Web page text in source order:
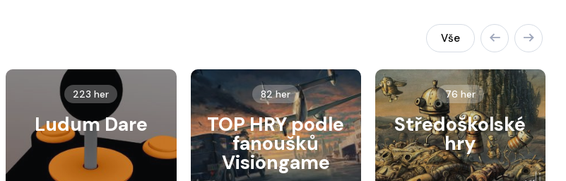
Vše
223 her
Ludum Dare
82 her
TOP HRY podle
fanoušků
Visiongame
76 her
Středoškolské
hry